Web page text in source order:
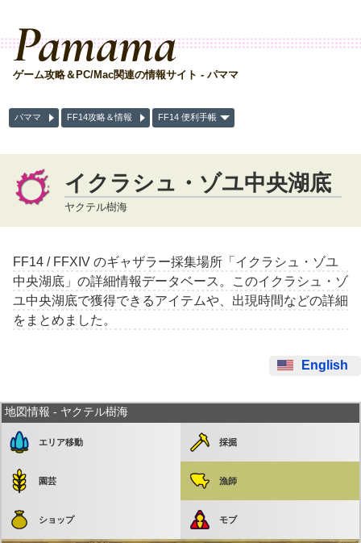
Pamama
ゲーム攻略＆PC/Mac関連の情報サイト - パママ
パママ FF14攻略＆情報 FF14 便利手帳
イクラシュ・ゾユ中央湖底
ヤクテル樹海
FF14 / FFXIV のギャザラー採集場所「イクラシュ・ゾユ
中央湖底」の詳細情報データベース。このイクラシュ・ゾ
ユ中央湖底で獲得できるアイテムや、出現時間などの詳細
をまとめました。
English
地図情報 - ヤクテル樹海
エリア移動 採掘
園芸 漁師
ショップ モブ